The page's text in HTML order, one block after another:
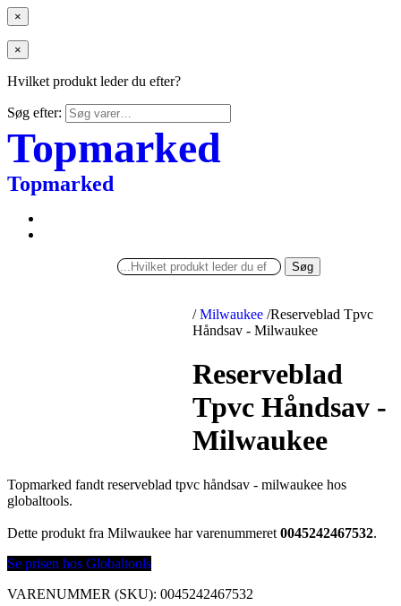
×
×
Hvilket produkt leder du efter?
Søg efter:
Topmarked
Topmarked
Søg
/ Milwaukee /Reserveblad Tpvc
Håndsav - Milwaukee
Reserveblad
Tpvc Håndsav -
Milwaukee
Topmarked fandt reserveblad tpvc håndsav - milwaukee hos
globaltools.
Dette produkt fra Milwaukee har varenummeret 0045242467532.
Se prisen hos Globaltools
VARENUMMER (SKU): 0045242467532